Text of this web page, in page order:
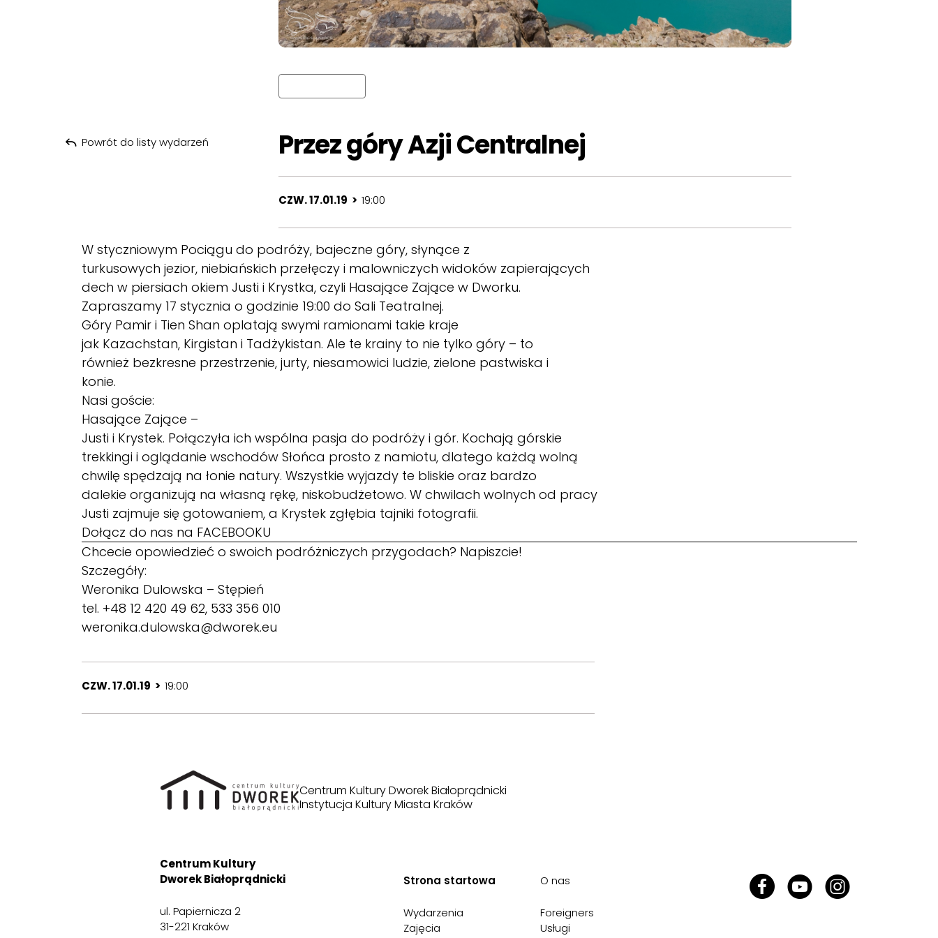
Przez góry Azji Centralnej
CZW. 17.01.19 > 19:00
Powrót do listy wydarzeń
W styczniowym Pociągu do podróży, bajeczne góry, słynące z
turkusowych jezior, niebiańskich przełęczy i malowniczych widoków zapierających
dech w piersiach okiem Justi i Krystka, czyli Hasające Zające w Dworku.
Zapraszamy 17 stycznia o godzinie 19:00 do Sali Teatralnej.
Góry Pamir i Tien Shan oplatają swymi ramionami takie kraje
jak Kazachstan, Kirgistan i Tadżykistan. Ale te krainy to nie tylko góry – to
również bezkresne przestrzenie, jurty, niesamowici ludzie, zielone pastwiska i
konie.
Nasi goście:
Hasające Zające –
Justi i Krystek. Połączyła ich wspólna pasja do podróży i gór. Kochają górskie
trekkingi i oglądanie wschodów Słońca prosto z namiotu, dlatego każdą wolną
chwilę spędzają na łonie natury. Wszystkie wyjazdy te bliskie oraz bardzo
dalekie organizują na własną rękę, niskobudżetowo. W chwilach wolnych od pracy
Justi zajmuje się gotowaniem, a Krystek zgłębia tajniki fotografii.
Dołącz do nas na FACEBOOKU
Chcecie opowiedzieć o swoich podróżniczych przygodach? Napiszcie!
Szczegóły:
Weronika Dulowska – Stępień
tel. +48 12 420 49 62, 533 356 010
weronika.dulowska@dworek.eu
CZW. 17.01.19 > 19:00
Centrum Kultury Dworek Białoprądnicki
Instytucja Kultury Miasta Kraków
Centrum Kultury
Dworek Białoprądnicki
ul. Papiernicza 2
31-221 Kraków
Strona startowa
Wydarzenia
Zajęcia
O nas
Foreigners
Usługi